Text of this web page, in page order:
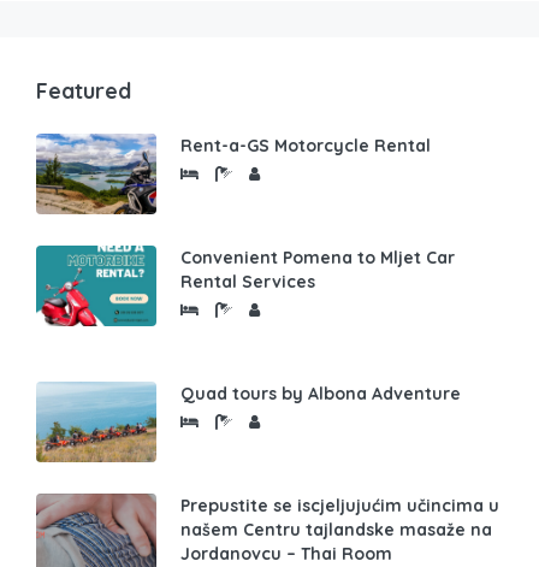
Featured
Rent-a-GS Motorcycle Rental
Convenient Pomena to Mljet Car
Rental Services
Quad tours by Albona Adventure
Prepustite se iscjeljujućim učincima u
našem Centru tajlandske masaže na
Jordanovcu – Thai Room